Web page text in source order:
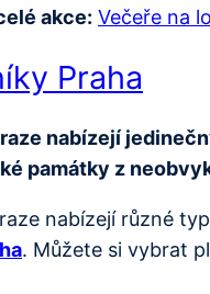
akce: Večeře na
Praha
nabízejí
památky z
nabízejí různé
. Můžete si vybrat